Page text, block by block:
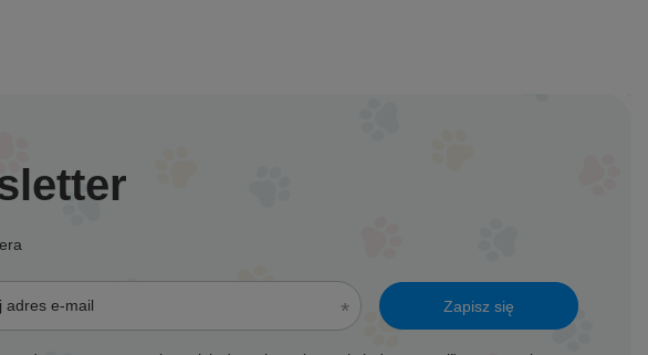
adres e-mail Zapisz się